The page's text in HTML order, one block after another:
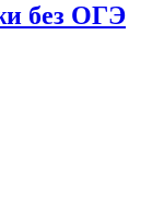
без ОГЭ